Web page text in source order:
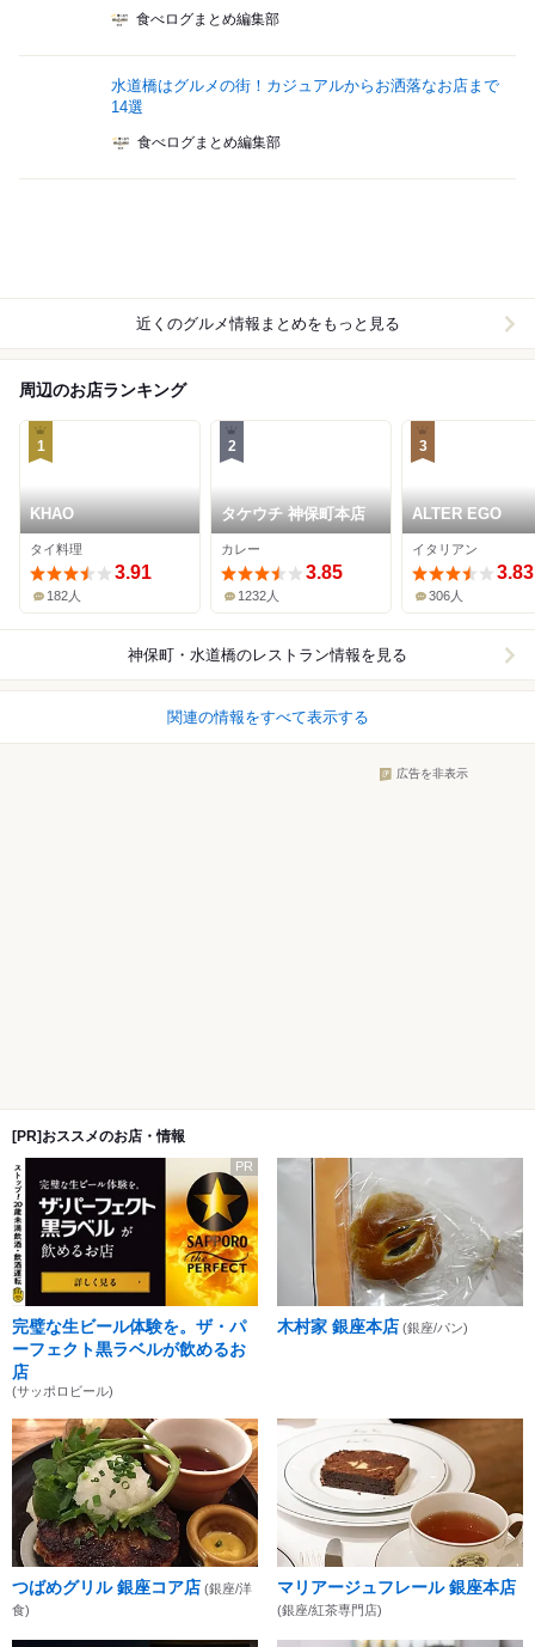
食べログまとめ編集部
水道橋はグルメの街！カジュアルからお洒落なお店まで
14選
食べログまとめ編集部
近くのグルメ情報まとめをもっと見る
周辺のお店ランキング
1
KHAO
タイ料理
3.91
182人
2
タケウチ 神保町本店
カレー
3.85
1232人
3
ALTER EGO
イタリアン
3.83
306人
神保町・水道橋のレストラン情報を見る
関連の情報をすべて表示する
広告を非表示
[PR]おススメのお店・情報
PR
完璧な生ビール体験を。ザ・パ
ーフェクト黒ラベルが飲めるお
店
(サッポロビール)
木村家 銀座本店 (銀座/パン)
つばめグリル 銀座コア店 (銀座/洋
食)
マリアージュフレール 銀座本店
(銀座/紅茶専門店)